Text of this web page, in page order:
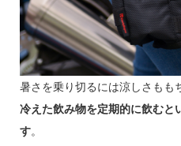
暑さを乗り切るには涼しさもも
冷えた飲み物を定期的に飲むと
す。